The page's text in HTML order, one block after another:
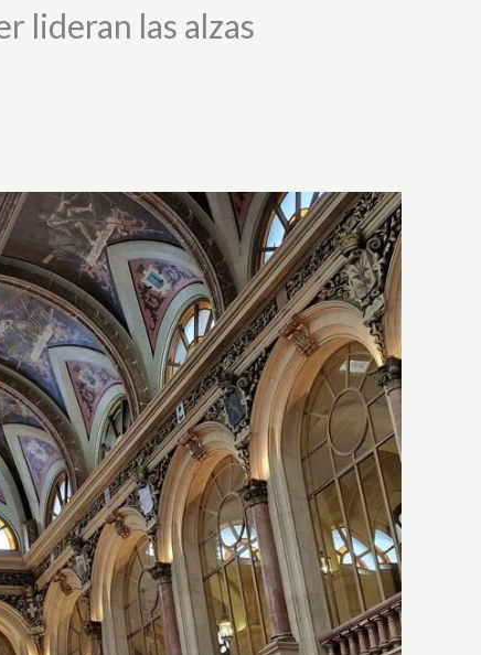
lideran las alzas